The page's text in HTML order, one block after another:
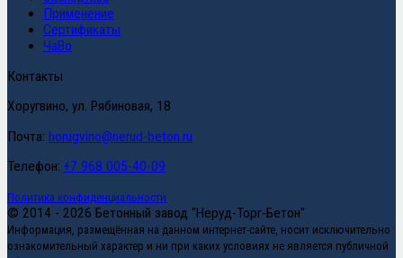
Применение
Сертификаты
ЧаВо
Контакты
Хоругвино, ул. Рябиновая, 18
Почта: horugvino@nerud-beton.ru
Телефон: +7 968 005-40-09
Политика конфиденциальности
© 2014 - 2026 Бетонный завод "Неруд-Торг-Бетон"
Информация, размещённая на данном интернет-сайте, носит исключительно
ознакомительный характер и ни при каких условиях не является публичной